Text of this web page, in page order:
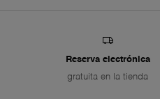
Reserva electrónica
gratuita en la tienda